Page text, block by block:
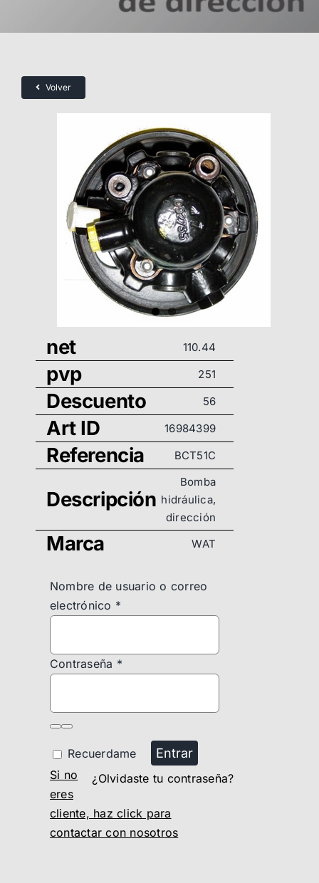
Volver
net 110.44
pvp 251
Descuento 56
Art ID 16984399
Referencia BCT51C
Descripción
Bomba
hidráulica,
dirección
Marca WAT
Nombre de usuario o correo
electrónico *
Contraseña *
Recuerdame Entrar
¿Olvidaste tu contraseña?
Si no
eres
cliente, haz click para
contactar con nosotros